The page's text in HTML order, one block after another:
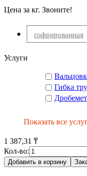
Цена за кг. Звоните!
гофрированная
Услуги
Гибка
Показать все
1 387,31 ₸
Кол-во:
Добавить в корзину